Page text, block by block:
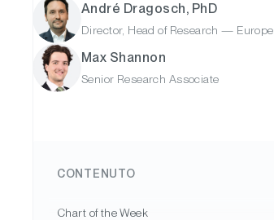
André Dragosch, PhD
Director, Head of Research — Europe
Max Shannon
Senior Research Associate
CONTENUTO
Chart of the Week